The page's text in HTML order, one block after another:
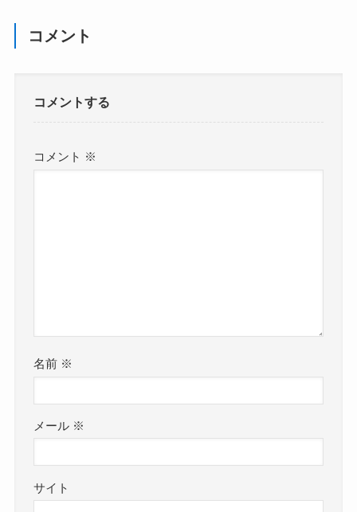
コメント
コメントする
コメント ※
名前 ※
メール ※
サイト